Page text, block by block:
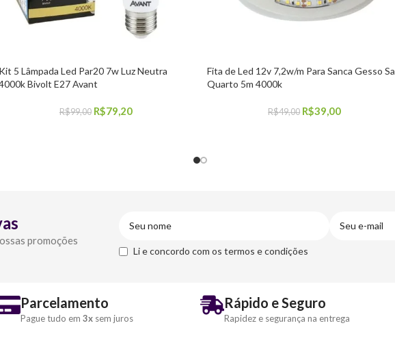
Kit 5 Lâmpada Led Par20 7w Luz Neutra
Bivolt E27 Avant
R$99,00 R$79,20
Fita de Led 12v 7,2w/m Para Sanca Gesso
Quarto 5m 4000k
R$49,00 R$39,00
promoções
Li e concordo com os termos e condições
Parcelamento
Pague tudo em 3x sem juros
Rápido e Seguro
Rapidez e segurança na entrega